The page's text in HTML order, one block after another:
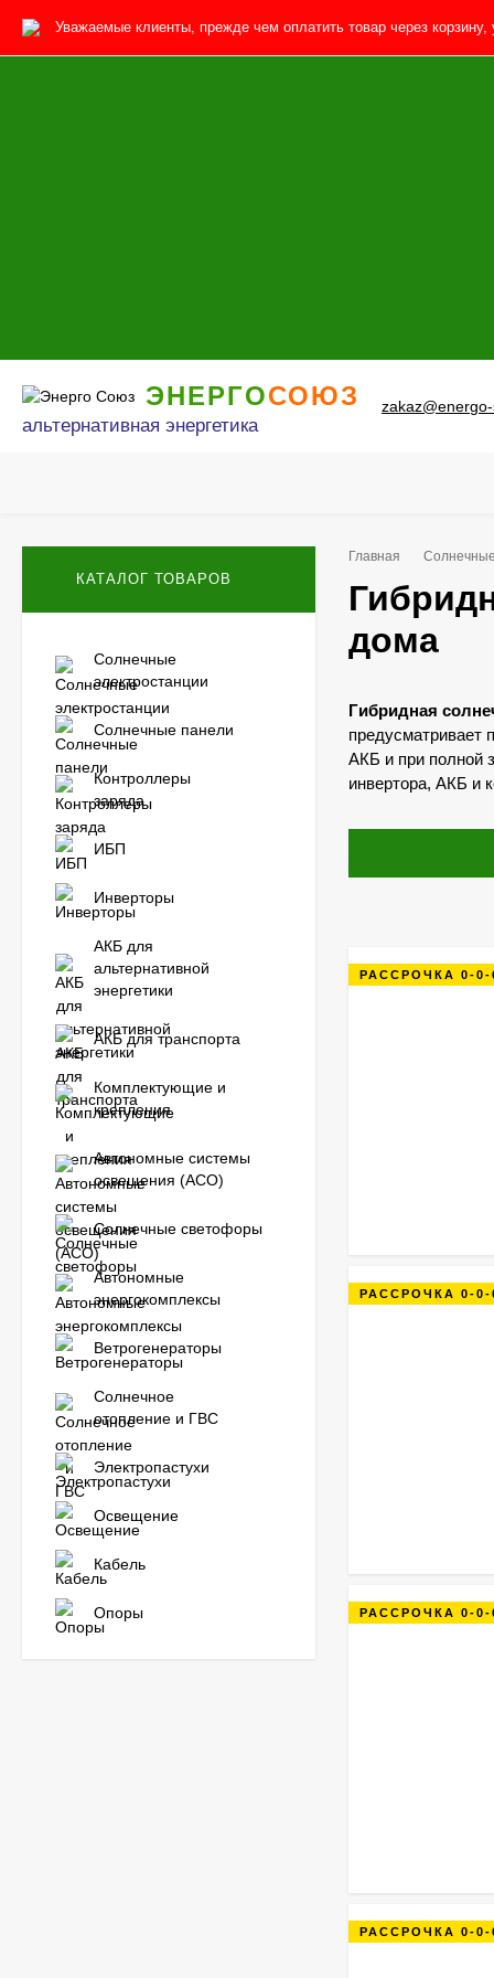
Уважаемые клиенты, прежде чем оплатить товар через корзину,
ЭНЕРГОСОЮЗ
альтернативная энергетика
Главная
дома
Гибридная
предусматривает
АКБ и при полной
инвертора, АКБ и
РАССРОЧКА 0-0-
РАССРОЧКА 0-0-
РАССРОЧКА 0-0-
РАССРОЧКА 0-0-
КАТАЛОГ ТОВАРОВ
Солнечные
электростанции
Солнечные панели
Контроллеры
заряда
ИБП
Инверторы
АКБ для
альтернативной
энергетики
АКБ для транспорта
Комплектующие и
крепления
Автономные системы
освещения (АСО)
Солнечные светофоры
Автономные
энергокомплексы
Ветрогенераторы
Солнечное
отопление и ГВС
Электропастухи
Освещение
Кабель
Опоры